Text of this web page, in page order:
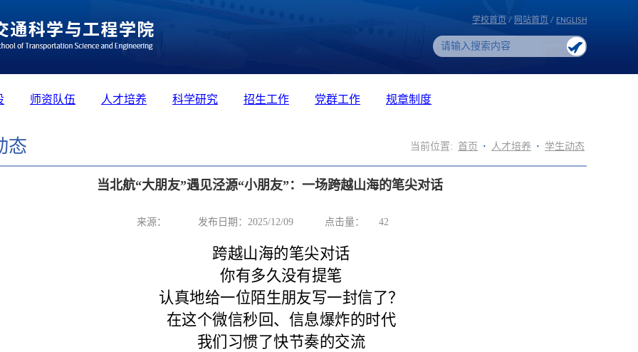
学校首页 / 网站首页 / ENGLISH
师资队伍 人才培养 科学研究 招生工作 党群工作 规章制度
态 当前位置: 首页 · 人才培养 · 学生动态
当北航“大朋友”遇见泾源“小朋友”：一场跨越山海的笔尖对话
来源： 发布日期：2025/12/09 点击量： 42
跨越山海的笔尖对话
你有多久没有提笔
认真地给一位陌生朋友写一封信了？
在这个微信秒回、信息爆炸的时代
我们习惯了快节奏的交流